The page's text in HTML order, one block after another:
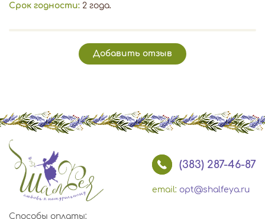
Срок годности: 2 года.
Добавить отзыв
(383) 287-46-87
email: opt@shalfeya.ru
Способы оплаты: